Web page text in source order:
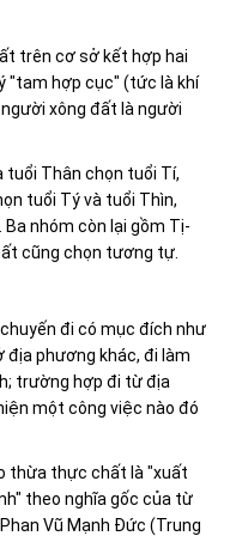
trên cơ sở kết hợp hai
"tam hợp cục" (tức là khí
xông đất là người
tuổi Thân chọn tuổi Tí,
tuổi Tý và tuổi Thìn,
nhóm còn lại gồm Tị-
cũng chọn tương tự.
đi có mục đích như
địa phương khác, đi làm
trường hợp đi từ địa
một công việc nào đó
thừa thực chất là "xuất
theo nghĩa gốc của từ
Vũ Mạnh Đức (Trung